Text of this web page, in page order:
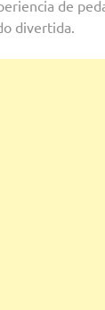
de
divertida.